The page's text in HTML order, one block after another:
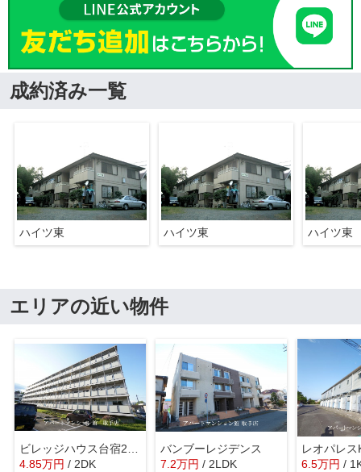
成約済み一覧
ハイツ東 ハイツ東 ハイツ東
エリアの近い物件
4.85万円 / 2DK
バンブーレジデンス
7.2万円 / 2LDK
レオパレ
6.5万円 /